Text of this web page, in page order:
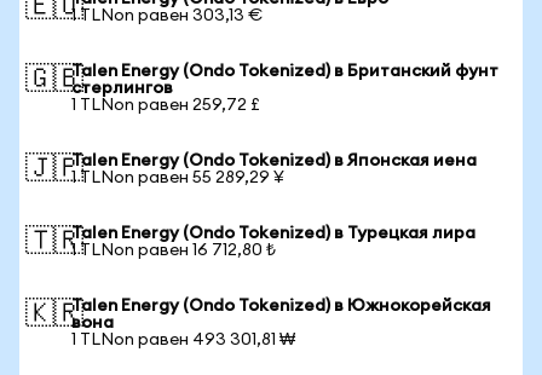
🇪🇺1 TLNon равен 303,13 €
🇬🇧Talen Energy (Ondo Tokenized) в Британский фунт
стерлингов
1 TLNon равен 259,72 £
🇯🇵Talen Energy (Ondo Tokenized) в Японская иена
1 TLNon равен 55 289,29 ¥
🇹🇷Talen Energy (Ondo Tokenized) в Турецкая лира
1 TLNon равен 16 712,80 ₺
🇰🇷Talen Energy (Ondo Tokenized) в Южнокорейская
вона
1 TLNon равен 493 301,81 ₩